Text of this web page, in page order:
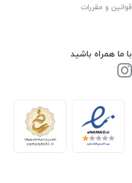
قوانین و مقررات
با ما همراه باشید